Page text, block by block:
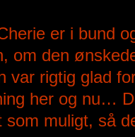
er i bund
om den
var rigtig glad
her og nu…
som muligt, så